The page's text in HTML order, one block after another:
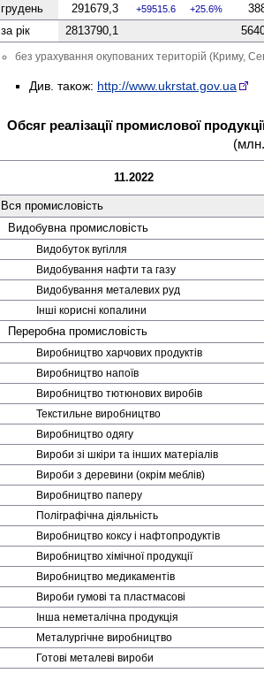
грудень 291679,3 59515.6 25.6%
за рік 2813790,1
без урахування окупованих територій (Криму,
Див. також: http://www.ukrstat.gov.ua
Обсяг реалізації промислової
11.2022
Вся промисловість
Видобувна промисловість
Видобуток вугілля
Видобування нафти та газу
Видобування металевих руд
Інші корисні копалини
Переробна промисловість
Виробництво харчових продуктів
Виробництво напоїв
Виробництво тютюнових виробів
Текстильне виробництво
Виробництво одягу
Вироби зі шкіри та інших матеріалів
Вироби з деревини (окрім меблів)
Виробництво паперу
Поліграфічна діяльність
Виробництво коксу і нафто­продуктів
Виробництво хімічної продукції
Виробництво медика­ментів
Вироби гумові та пластмасові
Інша неметалічна продукція
Металургічне виробництво
Готові металеві вироби